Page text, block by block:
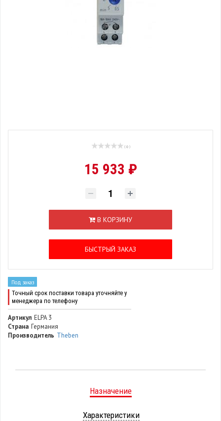
( 0 )
15 933 ₽
В КОРЗИНУ
БЫСТРЫЙ ЗАКАЗ
Под заказ
Точный срок поставки товара уточняйте у
менеджера по телефону
Артикул ELPA 3
Страна Германия
Производитель Theben
Назначение
Характеристики